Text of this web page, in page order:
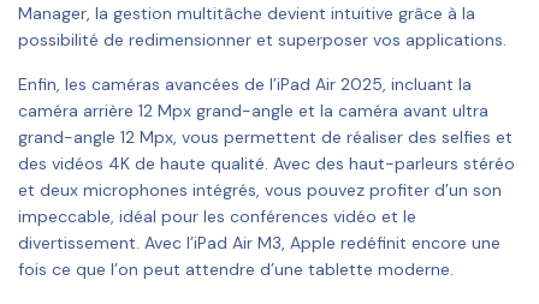
Manager, la gestion multitâche devient intuitive grâce à la
possibilité de redimensionner et superposer vos applications.
Enfin, les caméras avancées de l’iPad Air 2025, incluant la
caméra arrière 12 Mpx grand-angle et la caméra avant ultra
grand-angle 12 Mpx, vous permettent de réaliser des selfies et
des vidéos 4K de haute qualité. Avec des haut-parleurs stéréo
et deux microphones intégrés, vous pouvez profiter d’un son
impeccable, idéal pour les conférences vidéo et le
divertissement. Avec l’iPad Air M3, Apple redéfinit encore une
fois ce que l’on peut attendre d’une tablette moderne.